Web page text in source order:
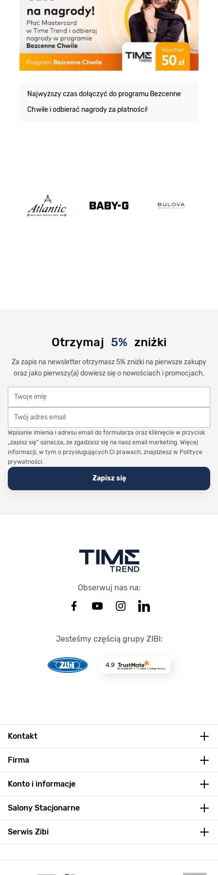
Najwyższy czas dołączyć do programu Bezcenne
Chwile i odbierać nagrody za płatności!
Otrzymaj 5% zniżki
Za zapis na newsletter otrzymasz 5% zniżki na pierwsze zakupy
oraz jako pierwszy(a) dowiesz się o nowościach i promocjach.
Twoje imię
Twój adres email
Wpisanie imienia i adresu email do formularza oraz kliknięcie w przycisk
„zapisz się” oznacza, że zgadzasz się na nasz email marketing. Więcej
informacji, w tym o przysługujących Ci prawach, znajdziesz w Polityce
prywatności.
Zapisz się
Obserwuj nas na:
Jesteśmy częścią grupy ZIBI:
4.9
Na podstawie 8716opinii z całego okresu
Kontakt
Firma
Konto i informacje
Salony Stacjonarne
Serwis Zibi